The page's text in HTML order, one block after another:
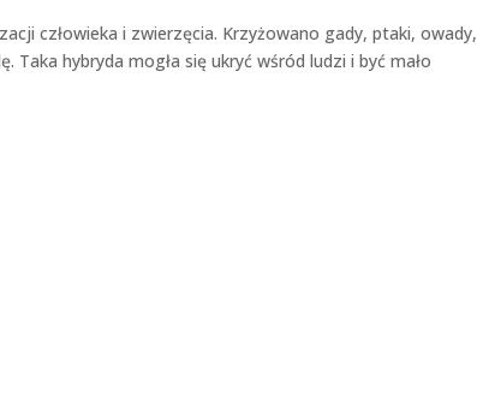
człowieka i zwierzęcia. Krzyżowano gady, ptaki, owady,
Taka hybryda mogła się ukryć wśród ludzi i być mało